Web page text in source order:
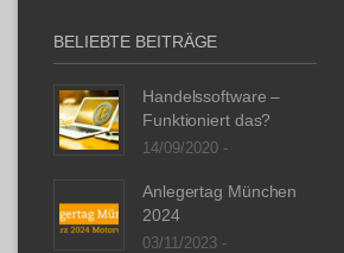
BELIEBTE BEITRÄGE
Handelssoftware –
Funktioniert das?
14/09/2020 -
Anlegertag München
2024
03/11/2023 -